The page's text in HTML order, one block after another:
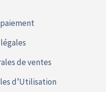
de ventes
d’Utilisation